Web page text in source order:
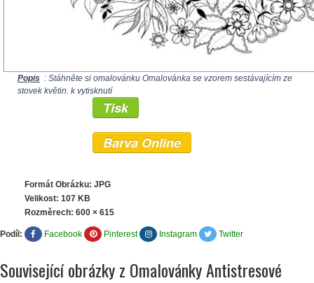
Popis : Stáhněte si omalovánku Omalovánka se vzorem sestávajícím ze
stovek květin. k vytisknutí
Tisk
Barva Online
Formát Obrázku: JPG
Velikost: 107 KB
Rozměrech: 600 × 615
Podíl: Facebook Pinterest Instagram Twitter
Související obrázky z Omalovánky Antistresové